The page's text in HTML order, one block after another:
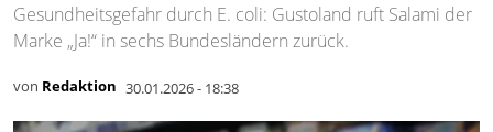
Gesundheitsgefahr durch E. coli: Gustoland ruft Salami der
Marke „Ja!“ in sechs Bundesländern zurück.
von Redaktion 30.01.2026 - 18:38